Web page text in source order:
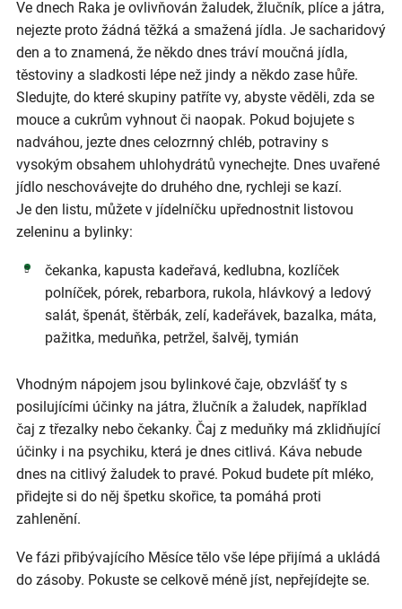
Ve dnech Raka je ovlivňován žaludek, žlučník, plíce a játra,
nejezte proto žádná těžká a smažená jídla. Je sacharidový
den a to znamená, že někdo dnes tráví moučná jídla,
těstoviny a sladkosti lépe než jindy a někdo zase hůře.
Sledujte, do které skupiny patříte vy, abyste věděli, zda se
mouce a cukrům vyhnout či naopak. Pokud bojujete s
nadváhou, jezte dnes celozrnný chléb, potraviny s
vysokým obsahem uhlohydrátů vynechejte. Dnes uvařené
jídlo neschovávejte do druhého dne, rychleji se kazí.
Je den listu, můžete v jídelníčku upřednostnit listovou
zeleninu a bylinky:
čekanka, kapusta kadeřavá, kedlubna, kozlíček
polníček, pórek, rebarbora, rukola, hlávkový a ledový
salát, špenát, štěrbák, zelí, kadeřávek, bazalka, máta,
pažitka, meduňka, petržel, šalvěj, tymián
Vhodným nápojem jsou bylinkové čaje, obzvlášť ty s
posilujícími účinky na játra, žlučník a žaludek, například
čaj z třezalky nebo čekanky. Čaj z meduňky má zklidňující
účinky i na psychiku, která je dnes citlivá. Káva nebude
dnes na citlivý žaludek to pravé. Pokud budete pít mléko,
přidejte si do něj špetku skořice, ta pomáhá proti
zahlenění.
Ve fázi přibývajícího Měsíce tělo vše lépe přijímá a ukládá
do zásoby. Pokuste se celkově méně jíst, nepřejídejte se.